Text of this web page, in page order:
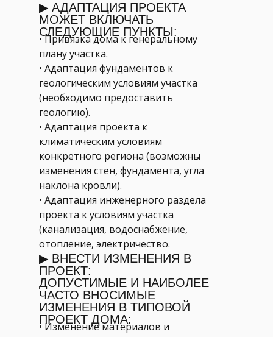
• Привязка дома к генеральному
плану участка.
• Адаптация фундаментов к
геологическим условиям участка
(необходимо предоставить
геологию).
• Адаптация проекта к
климатическим условиям
конкретного региона (возможны
изменения стен, фундамента, угла
наклона кровли).
• Адаптация инженерного раздела
проекта к условиям участка
(канализация, водоснабжение,
отопление, электричество.
• Изменение материалов и
▶ АДАПТАЦИЯ ПРОЕКТА
МОЖЕТ ВКЛЮЧАТЬ
СЛЕДУЮЩИЕ ПУНКТЫ:
▶ ВНЕСТИ ИЗМЕНЕНИЯ В
ПРОЕКТ:
ДОПУСТИМЫЕ И НАИБОЛЕЕ
ЧАСТО ВНОСИМЫЕ
ИЗМЕНЕНИЯ В ТИПОВОЙ
ПРОЕКТ ДОМА: